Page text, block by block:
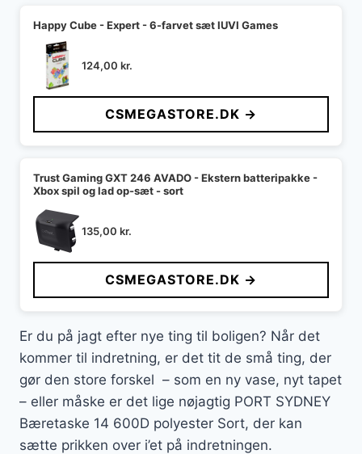
Happy Cube - Expert - 6-farvet sæt IUVI Games
124,00 kr.
CSMEGASTORE.DK →
Trust Gaming GXT 246 AVADO - Ekstern batteripakke -
Xbox spil og lad op-sæt - sort
135,00 kr.
CSMEGASTORE.DK →
Er du på jagt efter nye ting til boligen? Når det
kommer til indretning, er det tit de små ting, der
gør den store forskel – som en ny vase, nyt tapet
– eller måske er det lige nøjagtig PORT SYDNEY
Bæretaske 14 600D polyester Sort, der kan
sætte prikken over i’et på indretningen.